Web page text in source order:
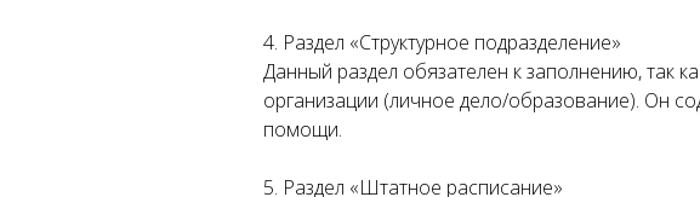
4. Раздел «Структурное подразделение»
Данный раздел обязателен к заполнению, так
организации (личное дело/образование). Он
помощи.
5. Раздел «Штатное расписание»